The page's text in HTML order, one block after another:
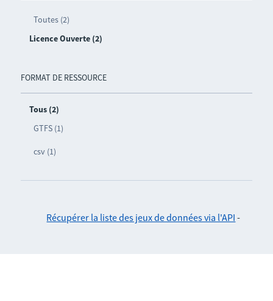
Toutes (2)
Licence Ouverte (2)
FORMAT DE RESSOURCE
Tous (2)
GTFS (1)
csv (1)
Récupérer la liste des jeux de données via l'API -